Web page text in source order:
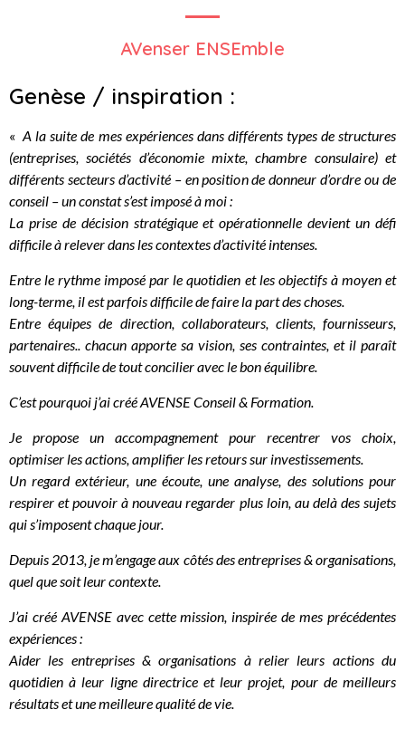
AVenser ENSEmble
Genèse / inspiration :
«A la suite de mes expériences dans différents types de structures
(entreprises, sociétés d’économie mixte, chambre consulaire) et
différents secteurs d’activité – en position de donneur d’ordre ou de
conseil – un constat s’est imposé à moi :
La prise de décision stratégique et opérationnelle devient un défi
difficile à relever dans les contextes d’activité intenses.
Entre le rythme imposé par le quotidien et les objectifs à moyen et
long-terme, il est parfois difficile de faire la part des choses.
Entre équipes de direction, collaborateurs, clients, fournisseurs,
partenaires.. chacun apporte sa vision, ses contraintes, et il paraît
souvent difficile de tout concilier avec le bon équilibre.
C’est pourquoi j’ai créé AVENSE Conseil & Formation.
Je propose un accompagnement pour recentrer vos choix,
optimiser les actions, amplifier les retours sur investissements.
Un regard extérieur, une écoute, une analyse, des solutions pour
respirer et pouvoir à nouveau regarder plus loin, au delà des sujets
qui s’imposent chaque jour.
Depuis 2013, je m’engage aux côtés des entreprises & organisations,
quel que soit leur contexte.
J’ai créé AVENSE avec cette mission, inspirée de mes précédentes
expériences :
Aider les entreprises & organisations à relier leurs actions du
quotidien à leur ligne directrice et leur projet, pour de meilleurs
résultats et une meilleure qualité de vie.